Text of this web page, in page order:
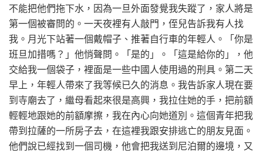
不能把他們拖下水，因為一旦外面發覺我失蹤了，家人將是
第一個被審問的。一天夜裡有人敲門，侄兒告訴我有人找
我。月光下站著一個戴帽子、推著自行車的年輕人。「你是
班旦加措嗎？」他悄聲問。「是的」。「這是給你的」，他
交給我一個袋子，裡面是一些中國人使用過的刑具。第二天
早上，年輕人帶來了我等候已久的消息。我告訴家人現在要
到寺廟去了，繼母看起來很是高興，我拉住她的手，把前額
輕輕地跟她的前額摩擦，我在內心向她道別。這個青年把我
帶到拉薩的一所房子去，在這裡我跟安排逃亡的朋友見面。
他們說已經找到一個司機，他會把我送到尼泊爾的邊境，又